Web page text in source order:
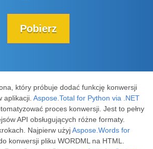
Pobierz
który próbuje dodać funkcję konwersji
aplikacji. Aspose.Total for Python via .NET
proces konwersji. Jest to pełny
API obsługujących różne formaty.
Najpierw użyjAspose.Words for
konwersji pliku WORDML na HTML.